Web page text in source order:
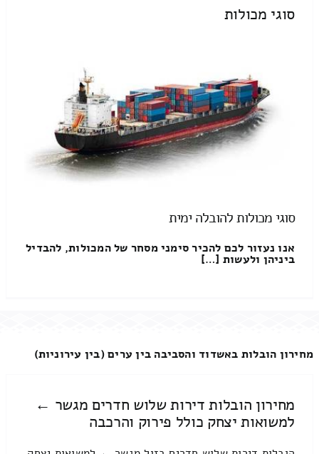
סוגי מכולות
סוגי מכולות להובלה ימית
אנו נעזור לכם להכיר סימני מסחר של המכולות, להבדיל
ביניהן ולעשות […]
מחירון הובלות באשדוד והסביבה בין ערים (בין עירוניות)
מחירון הובלות דירות שלוש חדרים מגשר ←
למשואות יצחק כולל פירוק והרכבה